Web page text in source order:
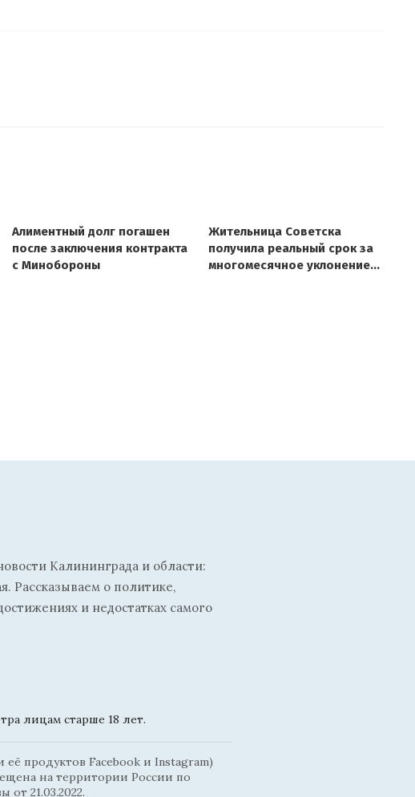
Алиментный долг погашен
после заключения контракта
с Минобороны
Жительница Советска
получила реальный срок за
многомесячное уклонение
Калининграда и области:
Рассказываем о политике,
и недостатках самого
лицам старше 18 лет.
продуктов Facebook и Instagram)
на территории России по
21.03.2022.